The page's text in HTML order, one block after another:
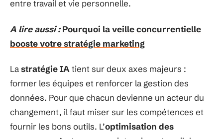
entre travail et vie personnelle.
A lire aussi : Pourquoi la veille concurrentielle
booste votre stratégie marketing
Lastratégie IA tient sur deux axes majeurs :
former les équipes et renforcer la gestion des
données. Pour que chacun devienne un acteur du
changement, il faut miser sur les compétences et
fournir les bons outils. L’optimisation des